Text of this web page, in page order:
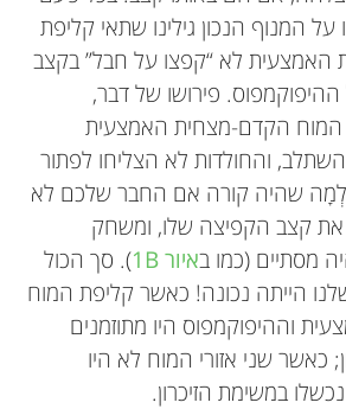
המנוף הנכון גילינו שתאי קליפת
לא “קפצו על חבל” בקצב
פירושו של דבר,
הקדם-מצחית האמצעית
והחולדות לא הצליחו לפתור
שהיה קורה אם החבר שלכם לא
קצב הקפיצה שלו, ומשחק
מסתיים (כמו באיור 1B
). סך הכול
הייתה נכונה! כאשר קליפת המוח
וההיפוקמפוס היו מתוזמנים
כאשר שני אזורי המוח לא היו
במשימת הזיכרון.